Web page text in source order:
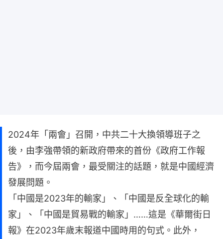
2024年「兩會」召開，中共二十大換領導班子之
後，由李強帶領的新政府帶來的首份《政府工作報
告》，而今屆兩會，最受關注的話題，就是中國經濟
發展問題。
「中國是2023年的輸家」、「中國是反全球化的輸
家」、「中國是貿易戰的輸家」……這是《華爾街日
報》在2023年歲末報道中國時用的句式。此外，